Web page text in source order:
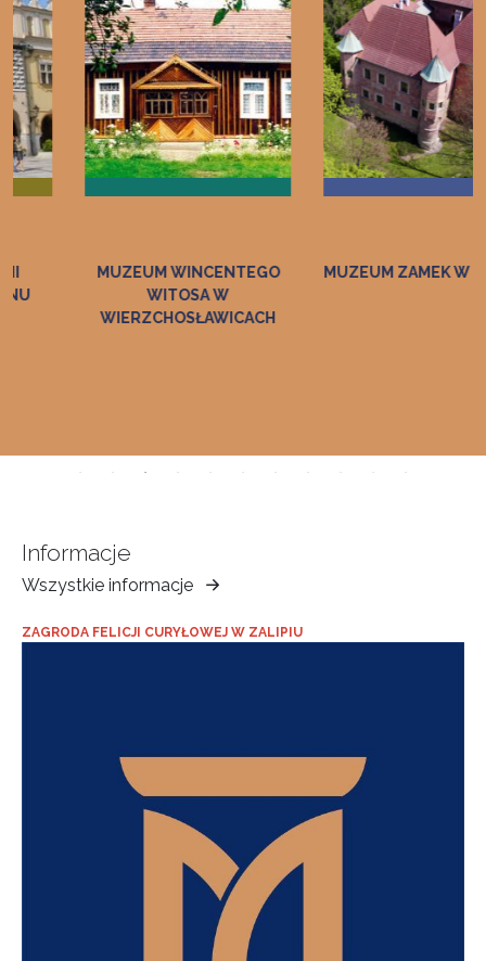
MUZEUM WINCENTEGO
WITOSA W
WIERZCHOSŁAWICACH
MUZEUM ZAMEK W DĘBNIE
Informacje
Wszystkie informacje
Muzeum
Ziemi
Tarnowskiej
ZAGRODA FELICJI CURYŁOWEJ W ZALIPIU